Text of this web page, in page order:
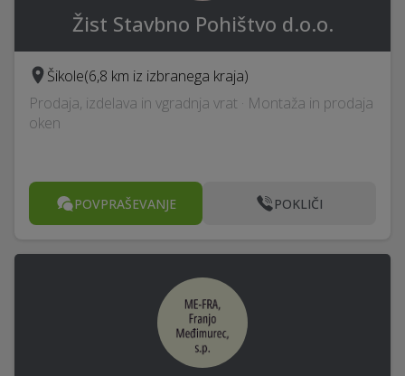
Žist Stavbno Pohištvo d.o.o.
Šikole(6,8 km iz izbranega kraja)
Prodaja, izdelava in vgradnja vrat · Montaža in prodaja
oken
POVPRAŠEVANJE POKLIČI